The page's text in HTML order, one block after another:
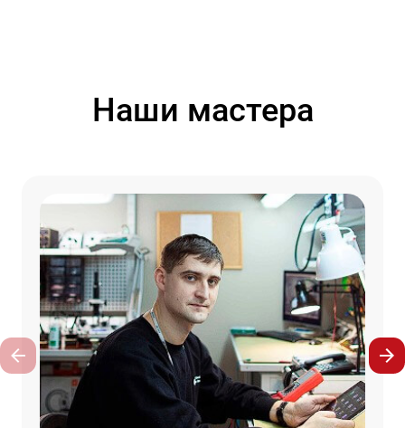
Наши мастера